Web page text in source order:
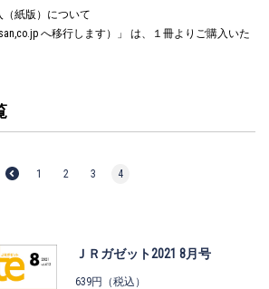
（紙版）について
へ移行します）」 は、１冊よりご購入いた
1 2 3 4
ＪＲガゼット2021 8月号
639円（税込）